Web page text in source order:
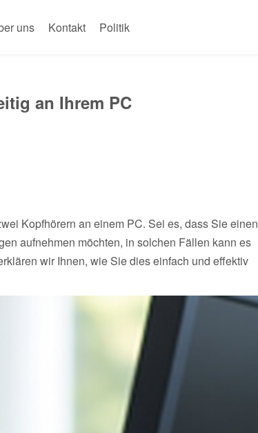
uns Kontakt Politik
an Ihrem PC
Kopfhörern an einem PC. Sei es, dass Sie einen
aufnehmen möchten, in solchen Fällen kann es
wir Ihnen, wie Sie dies einfach und effektiv